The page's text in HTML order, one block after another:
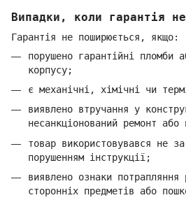
Випадки, коли гарантія
Гарантія не поширюється, якщо:
порушено гарантійні пломби
корпусу;
є механічні, хімічні чи
виявлено втручання у
несанкціонований ремонт або
товар використовувався не
порушенням інструкції;
виявлено ознаки
сторонніх предметів або